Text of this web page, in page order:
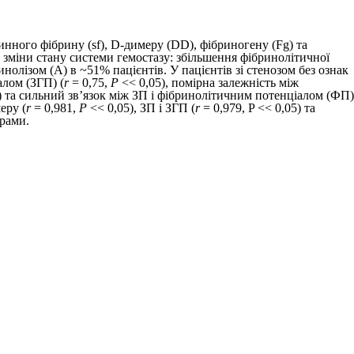
фібрину (sf), D-димеру (DD), фібриногену (Fg) та
стану системи гемостазу: збільшення фібринолітичної
(А) в ~51% пацієнтів. У пацієнтів зі стенозом без ознак
(ЗГП) (r= 0,75, P << 0,05), помірна залежність між
та сильний зв’язок між ЗП і фібринолітичним потенціалом (ФП)
(r= 0,981, P << 0,05), ЗП і ЗГП (r= 0,979, P << 0,05) та